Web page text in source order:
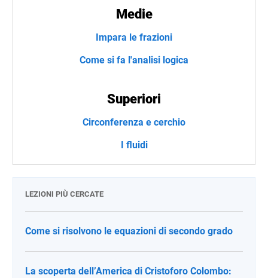
Medie
Impara le frazioni
Come si fa l'analisi logica
Superiori
Circonferenza e cerchio
I fluidi
LEZIONI PIÙ CERCATE
Come si risolvono le equazioni di secondo grado
La scoperta dell’America di Cristoforo Colombo: